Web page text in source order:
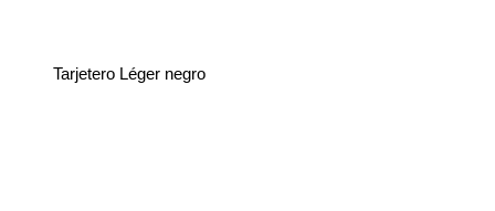
Tarjetero Léger negro